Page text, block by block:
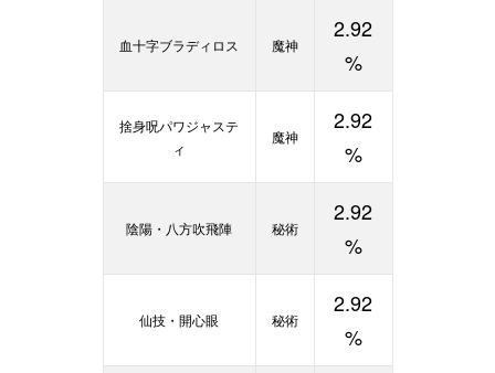
血十字ブラディロス 魔神
2.92
%
捨身呪パワジャステ
ィ
魔神
2.92
%
陰陽・八方吹飛陣 秘術
2.92
%
仙技・開心眼 秘術
2.92
%